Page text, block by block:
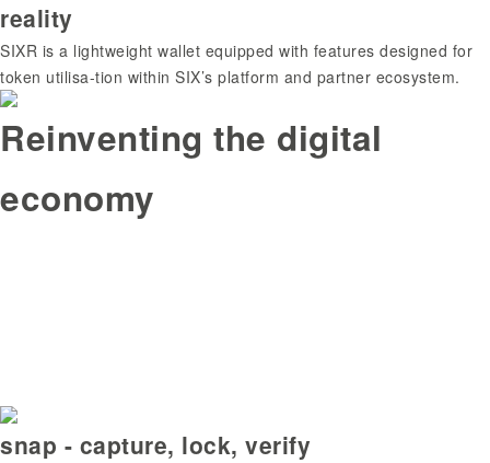
reality
SIXR is a lightweight wallet equipped with features designed for
token utilisa-tion within SIX’s platform and partner ecosystem.
Reinventing the digital
economy
snap - capture, lock, verify